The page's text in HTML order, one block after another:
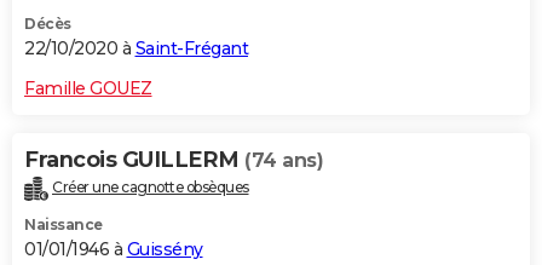
Décès
22/10/2020 à Saint-Frégant
Famille GOUEZ
Francois GUILLERM (74 ans)
Créer une cagnotte obsèques
Naissance
01/01/1946 à Guissény